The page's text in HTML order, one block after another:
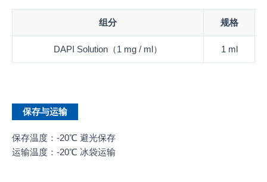
组分 规格
DAPI Solution（1 mg / ml） 1 ml
保存与运输
保存温度：-20℃ 避光保存
运输温度：-20℃ 冰袋运输